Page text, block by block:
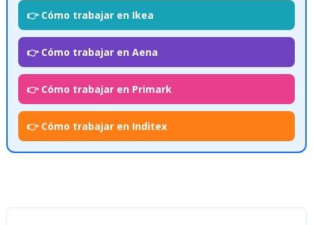
👉 Cómo trabajar en Ikea
👉 Cómo trabajar en Aena
👉 Cómo trabajar en Primark
👉 Cómo trabajar en Inditex